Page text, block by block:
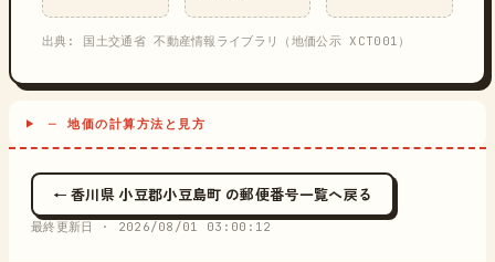
出典: 国土交通省 不動産情報ライブラリ（地価公示 XCT001）
─ 地価の計算方法と見方
← 香川県 小豆郡小豆島町 の郵便番号一覧へ戻る
最終更新日 · 2026/08/01 03:00:12